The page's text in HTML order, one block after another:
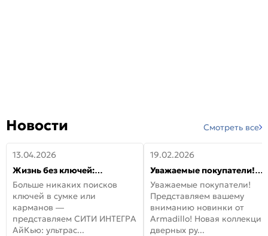
Новости Смотреть все
13.04.2026
Жизнь без ключей:
встречайте новую дверь
СИТИ ИНТЕГРА АйКью!
Больше никаких поисков
ключей в сумке или
карманов —
представляем СИТИ ИНТЕГРА
АйКью: ультрас...
19.02.2026
Уважаемые покупатели!
Представляем вашему
вниманию новинки от
Armadillo!
Уважаемые покупатели!
Представляем вашему
вниманию новинки от
Armadillo! Новая коллекция
дверных ру...